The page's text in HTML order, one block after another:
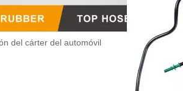
del cárter del automóvil